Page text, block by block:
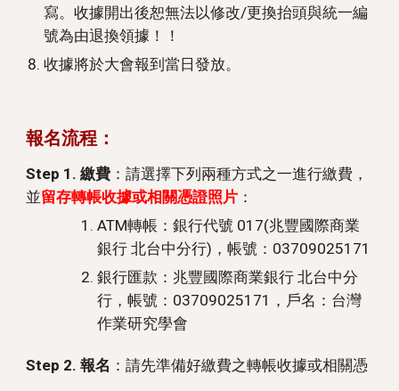
寫。收據開出後恕無法以修改/更換抬頭與統一編
號為由退換領據！！
收據將於大會報到當日發放。
報名流程：
Step 1. 繳費 ：請選擇下列兩種方式之一進行繳費，
並留存轉帳收據或相關憑證照片 ：
ATM轉帳：銀行代號 017(兆豐國際商業
銀行 北台中分行)，帳號：03709025171
銀行匯款：兆豐國際商業銀行 北台中分
行，帳號：03709025171，戶名：台灣
作業研究學會
Step 2. 報名 ：請先準備好繳費之轉帳收據或相關憑